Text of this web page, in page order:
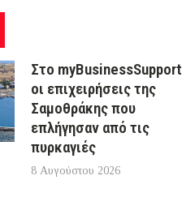
Στο myBusinessSupport
οι επιχειρήσεις της
Σαμοθράκης που
επλήγησαν από τις
πυρκαγιές
8 Αυγούστου 2026